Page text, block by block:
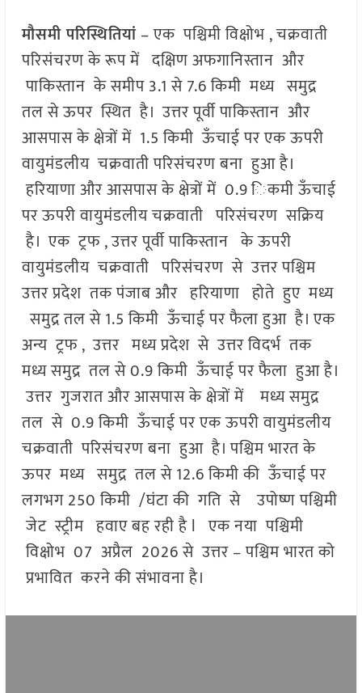
मौसमी परिस्थितियां– एक पश्चिमी विक्षोभ , चक्रवाती
परिसंचरण के रूप में दक्षिण अफगानिस्तान और
पाकिस्तान के समीप 3.1 से 7.6 किमी मध्य समुद्र
तल से ऊपर स्थित है। उत्तर पूर्वी पाकिस्तान और
आसपास के क्षेत्रों में 1.5 किमी ऊँचाई पर एक ऊपरी
वायुमंडलीय चक्रवाती परिसंचरण बना हुआ है।
हरियाणा और आसपास के क्षेत्रों में 0.9 िकमी ऊँचाई
पर ऊपरी वायुमंडलीय चक्रवाती परिसंचरण सक्रिय
है। एक ट्रफ , उत्तर पूर्वी पाकिस्तान के ऊपरी
वायुमंडलीय चक्रवाती परिसंचरण से उत्तर पश्चिम
उत्तर प्रदेश तक पंजाब और हरियाणा होते हुए मध्य
समुद्र तल से 1.5 किमी ऊँचाई पर फैला हुआ है। एक
अन्य ट्रफ , उत्तर मध्य प्रदेश से उत्तर विदर्भ तक
मध्य समुद्र तल से 0.9 किमी ऊँचाई पर फैला हुआ है।
उत्तर गुजरात और आसपास के क्षेत्रों में मध्य समुद्र
तल से 0.9 किमी ऊँचाई पर एक ऊपरी वायुमंडलीय
चक्रवाती परिसंचरण बना हुआ है। पश्चिम भारत के
ऊपर मध्य समुद्र तल से 12.6 किमी की ऊँचाई पर
लगभग 250 किमी /घंटा की गति से उपोष्ण पश्चिमी
जेट स्ट्रीम हवाए बह रही है l एक नया पश्चिमी
विक्षोभ 07 अप्रैल 2026 से उत्तर – पश्चिम भारत को
प्रभावित करने की संभावना है।